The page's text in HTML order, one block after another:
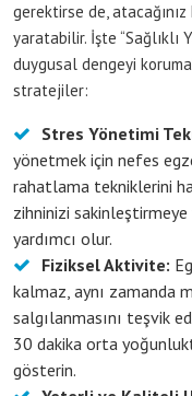
gerektirse de,
yaratabilir. İşte “Sağlıklı
duygusal dengeyi
stratejiler:
Stres Yönetimi
yönetmek için nefes
rahatlama tekniklerini
zihninizi sakinleştirmeye
yardımcı olur.
Fiziksel Aktivite:
kalmaz, aynı zamanda
salgılanmasını teşvik
30 dakika orta
gösterin.